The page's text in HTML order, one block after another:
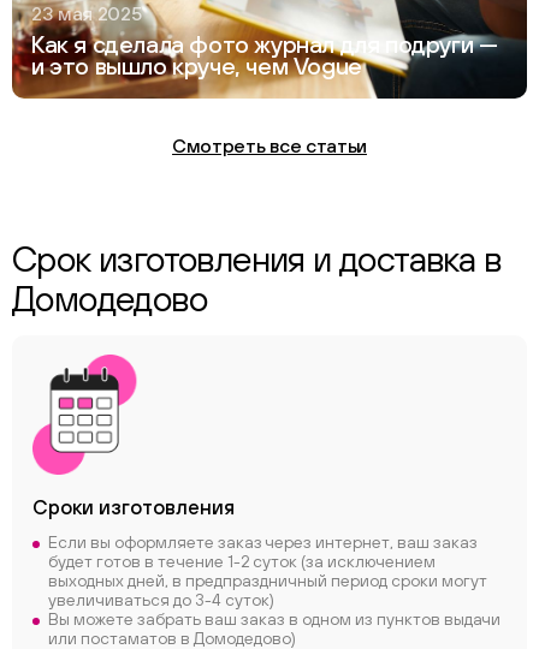
23 мая 2025
Как я сделала фото журнал для подруги —
и это вышло круче, чем Vogue
Смотреть все статьи
Срок изготовления и доставка в
Домодедово
Сроки изготовления
Если вы оформляете заказ через интернет, ваш заказ
будет готов в течение 1-2 суток (за исключением
выходных дней, в предпраздничный период сроки могут
увеличиваться до 3-4 суток)
Вы можете забрать ваш заказ в одном из пунктов выдачи
или постаматов в Домодедово)